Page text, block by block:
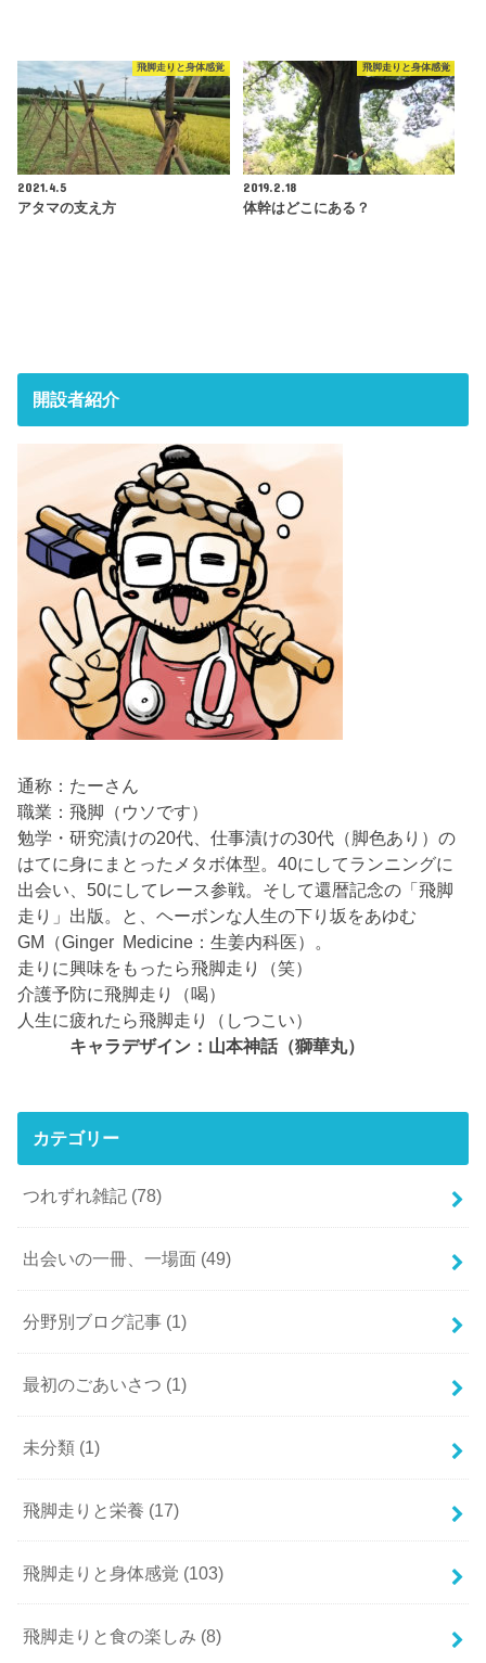
飛脚走りと身体感覚
2021.4.5
アタマの支え方
飛脚走りと身体感覚
2019.2.18
体幹はどこにある？
開設者紹介
通称：たーさん
職業：飛脚（ウソです）
勉学・研究漬けの20代、仕事漬けの30代（脚色あり）の
はてに身にまとったメタボ体型。40にしてランニングに
出会い、50にしてレース参戦。そして還暦記念の「飛脚
走り」出版。と、ヘーボンな人生の下り坂をあゆむ
GM（Ginger Medicine：生姜内科医）。
走りに興味をもったら飛脚走り（笑）
介護予防に飛脚走り（喝）
人生に疲れたら飛脚走り（しつこい）
キャラデザイン：山本神話（獅華丸）
カテゴリー
つれずれ雑記 (78)
出会いの一冊、一場面 (49)
分野別ブログ記事 (1)
最初のごあいさつ (1)
未分類 (1)
飛脚走りと栄養 (17)
飛脚走りと身体感覚 (103)
飛脚走りと食の楽しみ (8)